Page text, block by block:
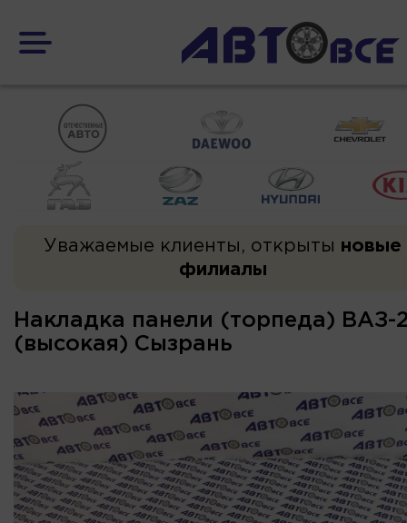
Уважаемые клиенты, открыты новые
филиалы
Накладка панели (торпеда) ВАЗ-
(высокая) Сызрань